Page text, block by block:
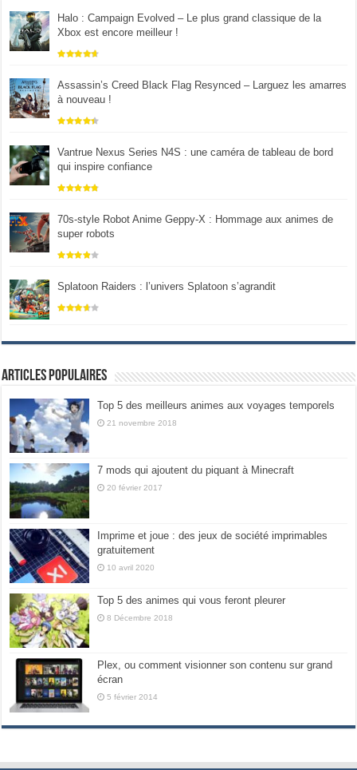
Halo : Campaign Evolved – Le plus grand classique de la
Xbox est encore meilleur !
Assassin’s Creed Black Flag Resynced – Larguez les amarres
à nouveau !
Vantrue Nexus Series N4S : une caméra de tableau de bord
qui inspire confiance
70s-style Robot Anime Geppy-X : Hommage aux animes de
super robots
Splatoon Raiders : l’univers Splatoon s’agrandit
Articles populaires
Top 5 des meilleurs animes aux voyages temporels
21 novembre 2018
7 mods qui ajoutent du piquant à Minecraft
20 février 2017
Imprime et joue : des jeux de société imprimables
gratuitement
10 avril 2020
Top 5 des animes qui vous feront pleurer
8 Décembre 2018
Plex, ou comment visionner son contenu sur grand
écran
5 février 2014